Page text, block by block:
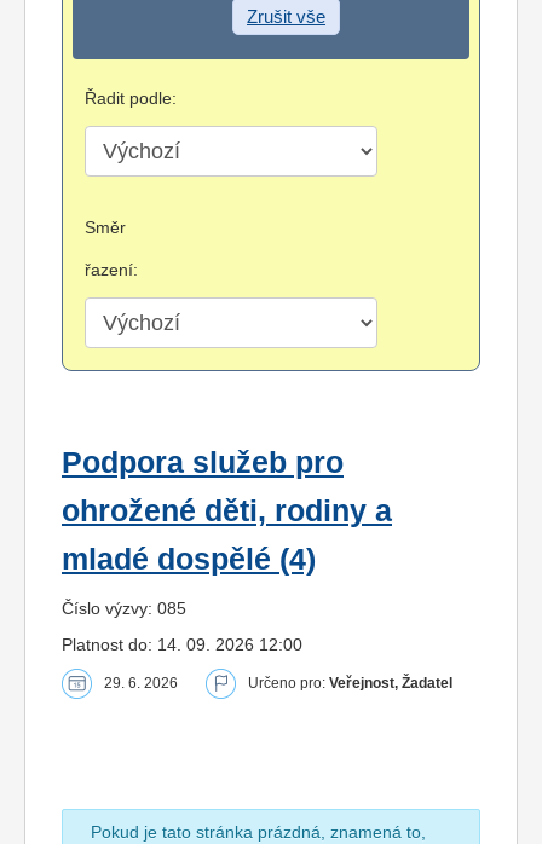
Zrušit vše
Řadit podle:
Směr
řazení:
Podpora služeb pro
ohrožené děti, rodiny a
mladé dospělé (4)
Číslo výzvy: 085
Platnost do: 14. 09. 2026 12:00
29. 6. 2026 Určeno pro: Veřejnost, Žadatel
Pokud je tato stránka prázdná, znamená to,